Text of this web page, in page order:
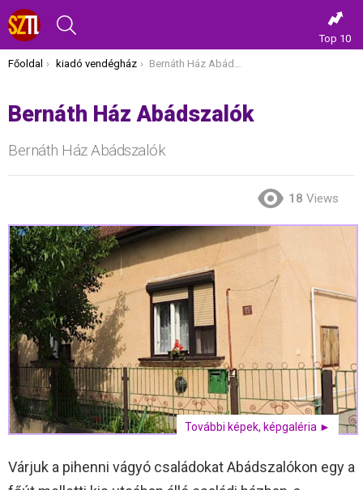
Top 10
Itt vagy most:
Főoldal kiadó vendégház Bernáth Ház Abádszalók
Bernáth Ház Abádszalók
Bernáth Ház Abádszalók
18 Views
További képek, képgaléria ►
Várjuk a pihenni vágyó családokat Abádszalókon egy a